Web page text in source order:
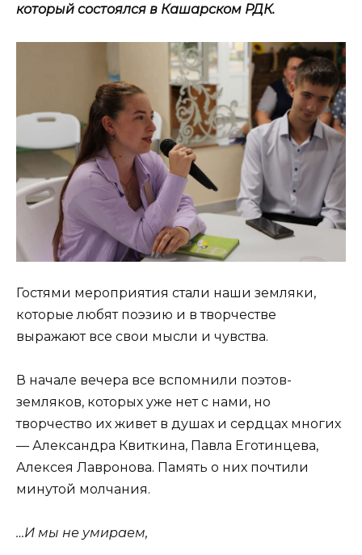
который состоялся в Кашарском РДК.
Гостями мероприятия стали наши земляки,
которые любят поэзию и в творчестве
выражают все свои мысли и чувства.
В начале вечера все вспомнили поэтов-
земляков, которых уже нет с нами, но
творчество их живет в душах и сердцах многих
— Александра Квиткина, Павла Еготинцева,
Алексея Лавронова. Память о них почтили
минутой молчания.
…И мы не умираем,